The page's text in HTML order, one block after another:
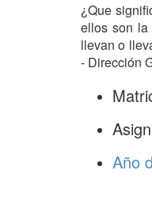
¿Que
ellos son
llevan o
- Dirección
Año